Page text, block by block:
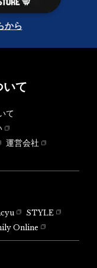
から
いて
て
運営会社
STYLE
Online